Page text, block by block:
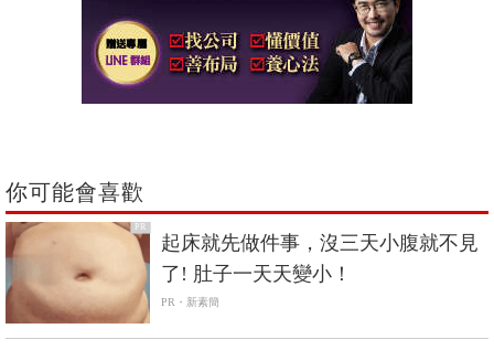
你可能會喜歡
PR
起床就先做件事，沒三天小腹就不見
了! 肚子一天天變小！
PR・新素簡